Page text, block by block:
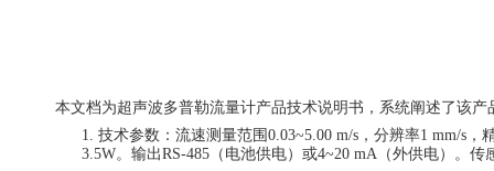
本文档为超声波多普勒流量计产品技术说明书 ，系统阐述了该
1. 技术参数：流速测量范围 0.03~5.00 m/s，分辨率1 mm/s
3.5W。输出RS-485（电池供电）或4~20 mA（外供电）。